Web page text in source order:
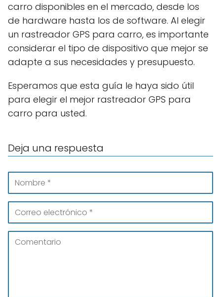
carro disponibles en el mercado, desde los
de hardware hasta los de software. Al elegir
un rastreador GPS para carro, es importante
considerar el tipo de dispositivo que mejor se
adapte a sus necesidades y presupuesto.
Esperamos que esta guía le haya sido útil
para elegir el mejor rastreador GPS para
carro para usted.
Deja una respuesta